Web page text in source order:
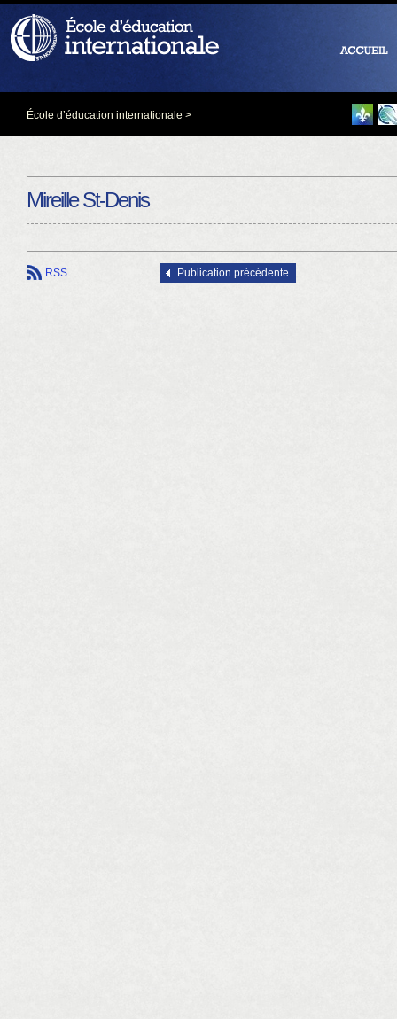
École d’éducation internationale >
Mireille St-Denis
RSS Publication précédente